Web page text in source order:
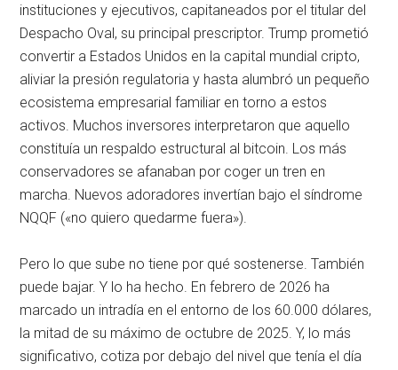
instituciones y ejecutivos, capitaneados por el titular del
Despacho Oval, su principal prescriptor. Trump prometió
convertir a Estados Unidos en la capital mundial cripto,
aliviar la presión regulatoria y hasta alumbró un pequeño
ecosistema empresarial familiar en torno a estos
activos. Muchos inversores interpretaron que aquello
constituía un respaldo estructural al bitcoin. Los más
conservadores se afanaban por coger un tren en
marcha. Nuevos adoradores invertían bajo el síndrome
NQQF («no quiero quedarme fuera»).
Pero lo que sube no tiene por qué sostenerse. También
puede bajar. Y lo ha hecho. En febrero de 2026 ha
marcado un intradía en el entorno de los 60.000 dólares,
la mitad de su máximo de octubre de 2025. Y, lo más
significativo, cotiza por debajo del nivel que tenía el día